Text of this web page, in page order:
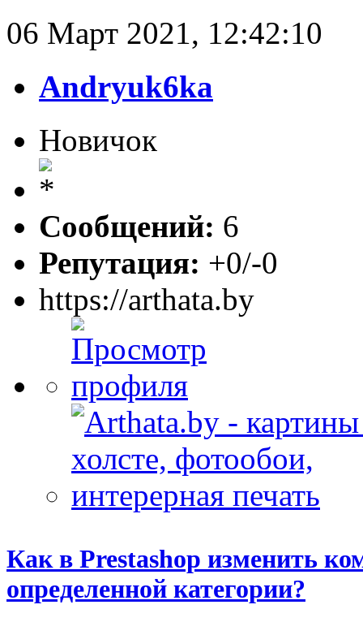
06 Март 2021, 12:42:10
Andryuk6ka
Новичок
Сообщений: 6
Репутация: +0/-0
https://arthata.by
Как в Prestashop изменить
определенной категории?